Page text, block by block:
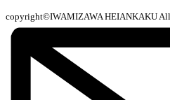
copyright©IWAMIZAWA HEIANKAKU All